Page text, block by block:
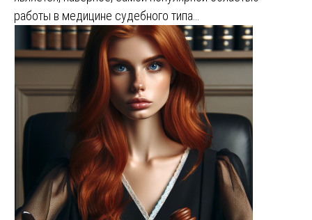
работы в медицине судебного типа…